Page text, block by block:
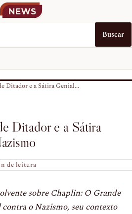
Buscar
Ditador e a Sátira Genial...
Ditador e a Sátira
de leitura
sobre Chaplin: O Grande
o Nazismo, seu contexto